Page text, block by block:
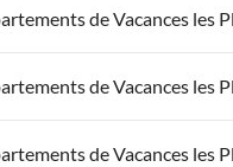
de Vacances à Côte d'Azur
de Vacances à France
de Vacances à Côte
de Vacances à Côte d'Azur
de Vacances les
de Vacances à France
de Vacances à Côte
de Vacances les
de Vacances à France
de Vacances les